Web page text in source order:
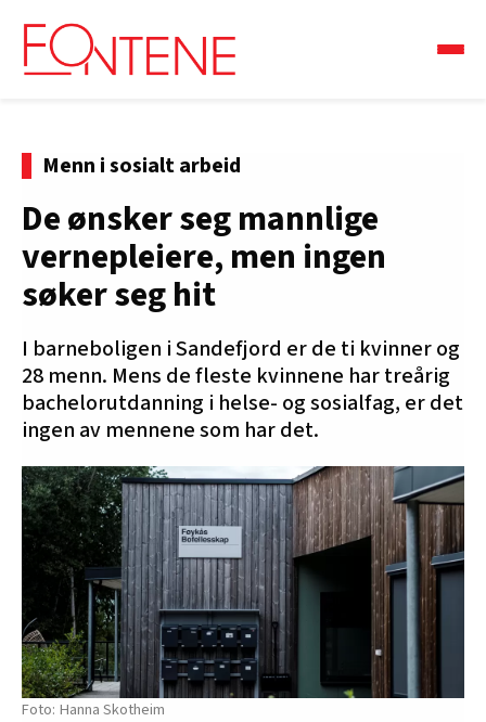
Menn i sosialt arbeid
De ønsker seg mannlige
vernepleiere, men ingen
søker seg hit
I barneboligen i Sandefjord er de ti kvinner og
28 menn. Mens de fleste kvinnene har treårig
bachelorutdanning i helse- og sosialfag, er det
ingen av mennene som har det.
Hanna Skotheim